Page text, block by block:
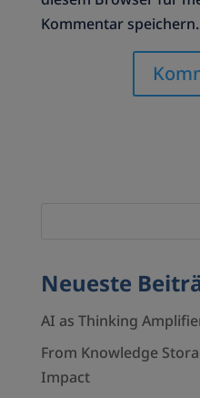
Kommentar speichern.
Neueste
AI as Thinking
From Knowledge
Impact